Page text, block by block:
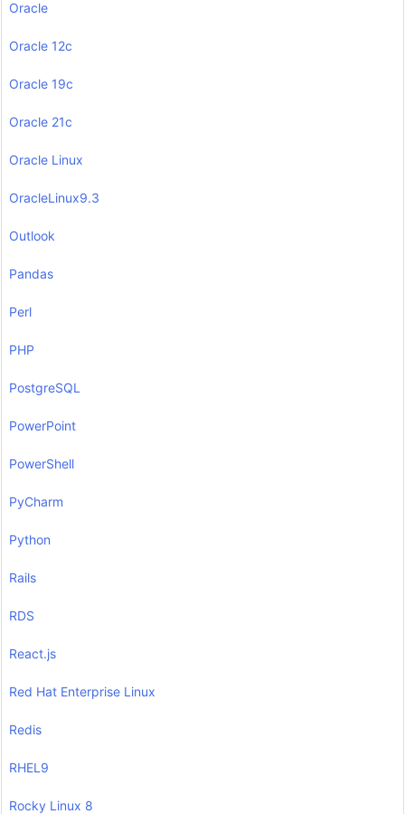
Oracle
Oracle 12c
Oracle 19c
Oracle 21c
Oracle Linux
OracleLinux9.3
Outlook
Pandas
Perl
PHP
PostgreSQL
PowerPoint
PowerShell
PyCharm
Python
Rails
RDS
React.js
Red Hat Enterprise Linux
Redis
RHEL9
Rocky Linux 8